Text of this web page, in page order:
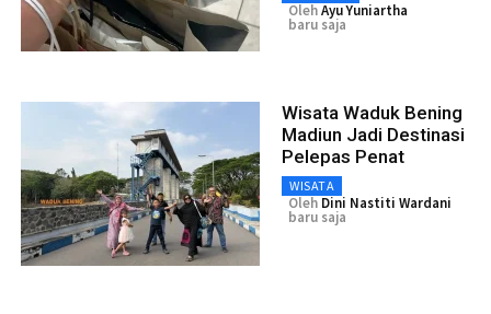
OlehAyu Yuniartha
baru saja
Wisata Waduk Bening
Madiun Jadi Destinasi
Pelepas Penat
WISATA
Oleh Dini Nastiti Wardani
baru saja